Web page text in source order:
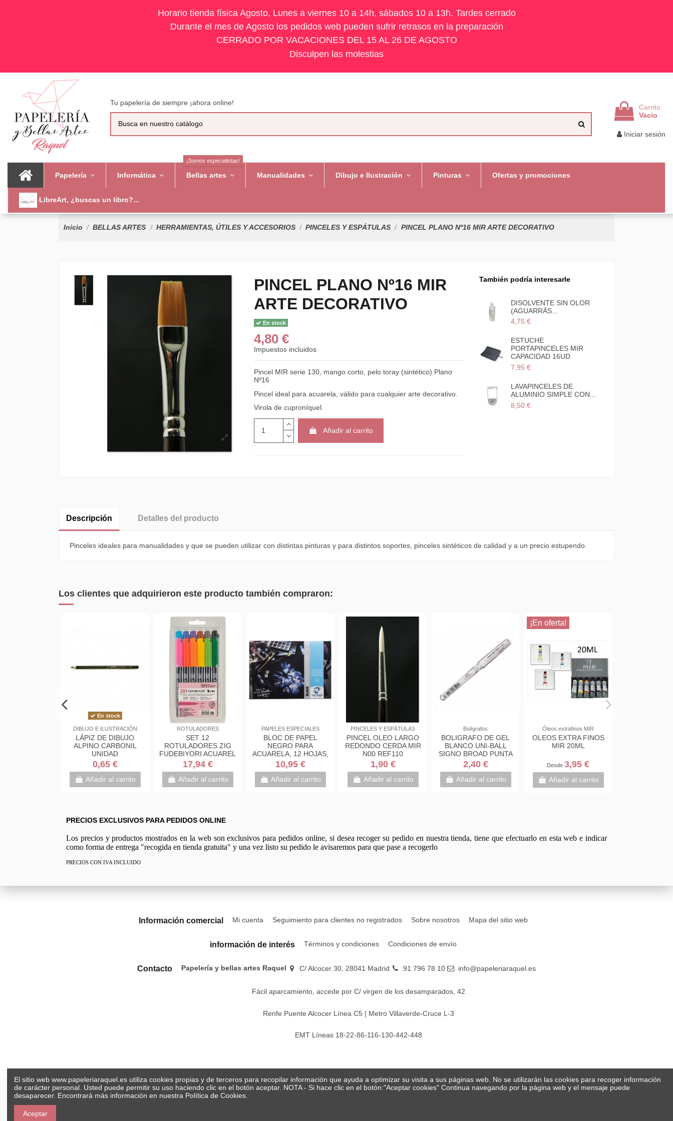
Horario tienda física Agosto, Lunes a viernes 10 a 14h, sábados 10 a 13h. Tardes cerrado
Durante el mes de Agosto los pedidos web pueden sufrir retrasos en la preparación
CERRADO POR VACACIONES DEL 15 AL 26 DE AGOSTO
Disculpen las molestias
Tu papelería de siempre ¡ahora online!
Carrito
Vacio
Iniciar sesión
Papelería Informática Bellas artes
¡Somos especialistas!
Manualidades Dibujo e Ilustración Pinturas Ofertas y promociones
LibreArt, ¿buscas un libro?...
Inicio BELLAS ARTES HERRAMIENTAS, ÚTILES Y ACCESORIOS PINCELES Y ESPÁTULAS PINCEL PLANO Nº16 MIR ARTE DECORATIVO
PINCEL PLANO Nº16 MIR
ARTE DECORATIVO
En stock
4,80 €
Impuestos incluidos
Pincel MIR serie 130, mango corto, pelo toray (sintético) Plano
Nº16
Pincel ideal para acuarela, válido para cualquier arte decorativo.
Virola de cuproníquel.
Añadir al carrito
También podría interesarle
DISOLVENTE SIN OLOR
(AGUARRÁS...
4,75 €
ESTUCHE
PORTAPINCELES MIR
CAPACIDAD 16UD
7,95 €
LAVAPINCELES DE
ALUMINIO SIMPLE CON...
8,50 €
Descripción Detalles del producto
Pinceles ideales para manualidades y que se pueden utilizar con distintas pinturas y para distintos soportes, pinceles sintéticos de calidad y a un precio estupendo.
Los clientes que adquirieron este producto también compraron:
En stock
DIBUJO E ILUSTRACIÓN
LÁPIZ DE DIBUJO
ALPINO CARBONIL
UNIDAD
0,65 €
Añadir al carrito
ROTULADORES
SET 12
ROTULADORES ZIG
FUDEBIYORI ACUAREL
PUNTA PINCEL
17,94 €
Añadir al carrito
PAPELES ESPECIALES
BLOC DE PAPEL
NEGRO PARA
ACUARELA, 12 HOJAS,
360GM2 A4 VAN GOGH
10,95 €
Añadir al carrito
PINCELES Y ESPÁTULAS
PINCEL OLEO LARGO
REDONDO CERDA MIR
N00 REF110
1,90 €
Añadir al carrito
Bolígrafos
BOLIGRAFO DE GEL
BLANCO UNI-BALL
SIGNO BROAD PUNTA
1,MM UM-153
2,40 €
Añadir al carrito
¡En oferta!
Óleos extrafinos MIR
OLEOS EXTRA FINOS
MIR 20ML
Desde 3,95 €
Añadir al carrito
PRECIOS EXCLUSIVOS PARA PEDIDOS ONLINE
Los precios y productos mostrados en la web son exclusivos para pedidos online, si desea recoger su pedido en nuestra tienda, tiene que efectuarlo en esta web e indicar
como forma de entrega "recogida en tienda gratuita" y una vez listo su pedido le avisaremos para que pase a recogerlo
PRECIOS CON IVA INCLUIDO
Información comercial Mi cuenta Seguimiento para clientes no registrados Sobre nosotros Mapa del sitio web
información de interés Términos y condiciones Condiciones de envío
Contacto Papelería y bellas artes Raquel C/ Alcocer 30, 28041 Madrid 91 796 78 10 info@papeleriaraquel.es
Fácil aparcamiento, accede por C/ virgen de los desamparados, 42
Renfe Puente Alcocer Línea C5 | Metro Villaverde-Cruce L-3
EMT Líneas 18-22-86-116-130-442-448
El sitio web www.papeleriaraquel.es utiliza cookies propias y de terceros para recopilar información que ayuda a optimizar su visita a sus páginas web. No se utilizarán las cookies para recoger información
de carácter personal. Usted puede permitir su uso haciendo clic en el botón aceptar. NOTA - Si hace clic en el botón:"Aceptar cookies" Continua navegando por la página web y el mensaje puede
desaparecer. Encontrará más información en nuestra Política de Cookies.
Aceptar